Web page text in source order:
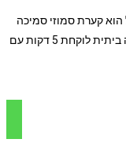
קערת סמוזי סמיכה
מפרי האסאי הברזילאי, מוגשת עם טופינגים הכנה ביתית לוקחת 5 דקות עם